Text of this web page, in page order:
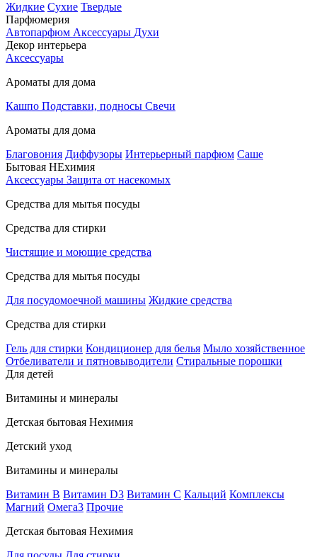
Жидкие Сухие Твердые
Парфюмерия
Автопарфюм Аксессуары Духи
Декор интерьера
Аксессуары
Ароматы для дома
Кашпо Подставки, подносы Свечи
Ароматы для дома
Благовония Диффузоры Интерьерный парфюм Саше
Бытовая НЕхимия
Аксессуары Защита от насекомых
Средства для мытья посуды
Средства для стирки
Чистящие и моющие средства
Средства для мытья посуды
Для посудомоечной машины Жидкие средства
Средства для стирки
Гель для стирки Кондиционер для белья Мыло хозяйственное
Отбеливатели и пятновыводители Стиральные порошки
Для детей
Витамины и минералы
Детская бытовая Нехимия
Детский уход
Витамины и минералы
Витамин В Витамин D3 Витамин С Кальций Комплексы
Магний Омега3 Прочие
Детская бытовая Нехимия